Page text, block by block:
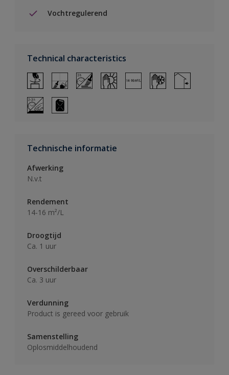
Vochtregulerend
Technical characteristics
Technische informatie
Afwerking
N.v.t
Rendement
14-16 m²/L
Droogtijd
Ca. 1 uur
Overschilderbaar
Ca. 3 uur
Verdunning
Product is gereed voor gebruik
Samenstelling
Oplosmiddelhoudend